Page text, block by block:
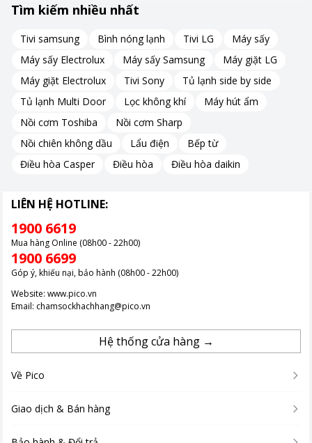
Chất lượng âm thanh ấn tượng
Với loa 9mm mang đến cho người nghe chất lượng âm thanh rõ
ràng, chi tiết và đầy các dải tần.
Dải tần số rộng: 20Hz - 20kHz tái tạo âm thanh từ trầm bổng
đến cao vút.
Độ nhạy cao: 98dB/mW giúp âm thanh to rõ mà không cần phải
vặn volume quá cao.
mềm mại giúp cho bạn không bị đau tai dù nghe trong thời gian
Tìm kiếm nhiều nhất
Tivi samsung Bình nóng lạnh Tivi LG
Máy sấy
Máy sấy Electrolux
Máy sấy Samsung
Máy giặt LG
Máy giặt Electrolux
Tivi Sony
Tủ lạnh side by side
Tủ lạnh Multi Door
Lọc không khí
Máy hút ẩm
Nồi cơm Toshiba
Nồi cơm Sharp
Nồi chiên không dầu
Lẩu điện
Bếp từ
Điều hòa Casper
Điều hòa Điều hòa daikin
LIÊN HỆ HOTLINE:
1900 6619
Mua hàng Online (08h00 - 22h00)
1900 6699
Góp ý, khiếu nại, bảo hành (08h00 - 22h00)
Website: www.pico.vn
Email: chamsockhachhang@pico.vn
Hệ thống cửa hàng →
Về Pico
Giao dịch & Bán hàng